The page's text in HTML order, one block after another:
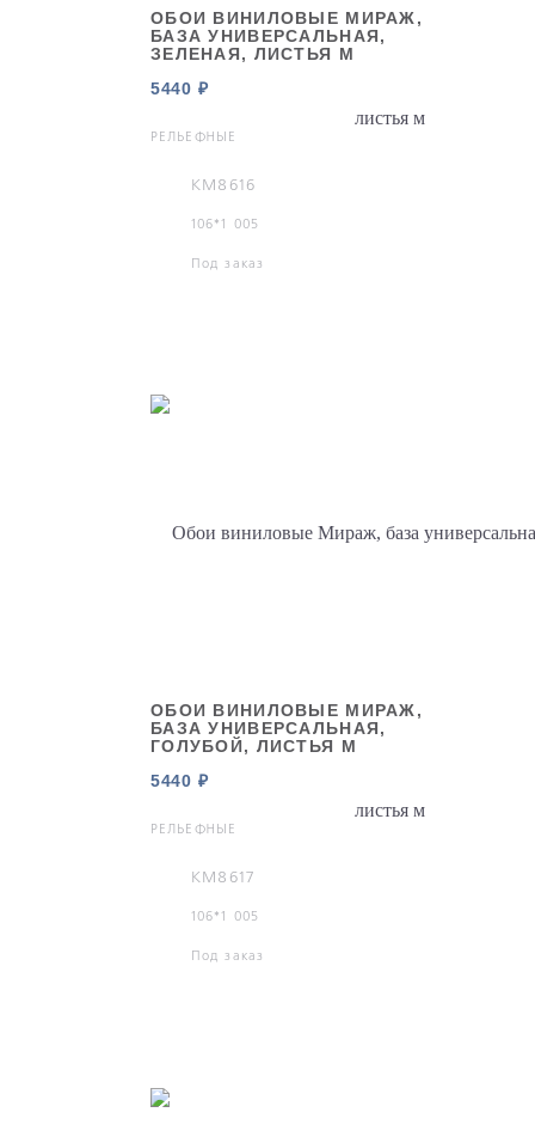
ОБОИ ВИНИЛОВЫЕ МИРАЖ,
БАЗА УНИВЕРСАЛЬНАЯ,
ЗЕЛЕНАЯ, ЛИСТЬЯ М
5440 ₽
РЕЛЬЕФНЫЕ
KM8616
106*1 005
Под заказ
ОБОИ ВИНИЛОВЫЕ МИРАЖ,
БАЗА УНИВЕРСАЛЬНАЯ,
ГОЛУБОЙ, ЛИСТЬЯ М
5440 ₽
РЕЛЬЕФНЫЕ
KM8617
106*1 005
Под заказ